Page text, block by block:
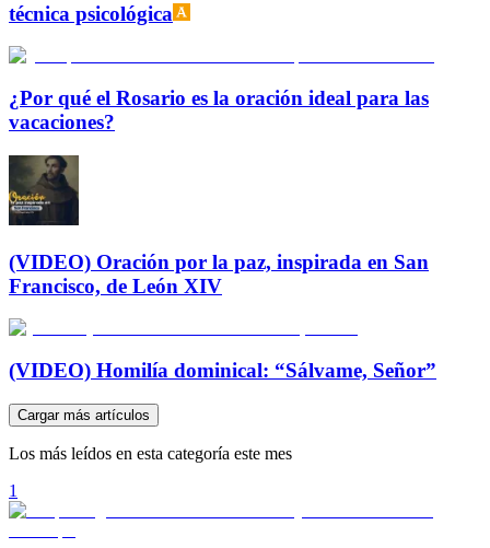
técnica psicológica
¿Por qué el Rosario es la oración ideal para las
vacaciones?
(VIDEO) Oración por la paz, inspirada en San
Francisco, de León XIV
(VIDEO) Homilía dominical: “Sálvame, Señor”
Cargar más artículos
Los más leídos en esta categoría este mes
1